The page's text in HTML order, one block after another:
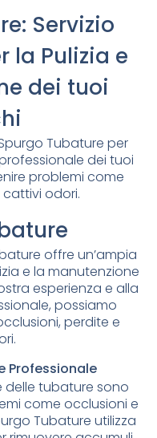
Servizio
la Pulizia e
dei tuoi
Tubature per
dei tuoi
problemi come
odori.
offre un’ampia
e la manutenzione
esperienza e alla
possiamo
perdite e
Professionale
delle tubature sono
come occlusioni e
Tubature utilizza